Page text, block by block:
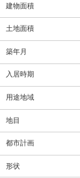
建物面積
土地面積
築年月
入居時期
用途地域
地目
都市計画
形状